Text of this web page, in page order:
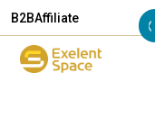
B2BAffiliate